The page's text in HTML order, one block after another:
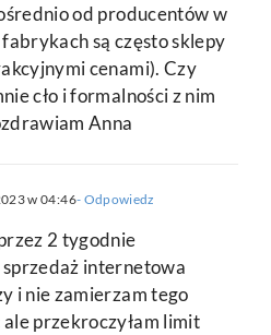
od producentów w
są często sklepy
cenami). Czy
cło i formalności z nim
Anna
w 04:46- Odpowiedz
2 tygodnie
sprzedaż internetowa
i nie zamierzam tego
przekroczyłam limit